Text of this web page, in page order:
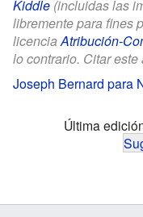
Kiddle (incluidas las
libremente para fines
licencia Atribución-
lo contrario. Citar este
Joseph Bernard para
Última